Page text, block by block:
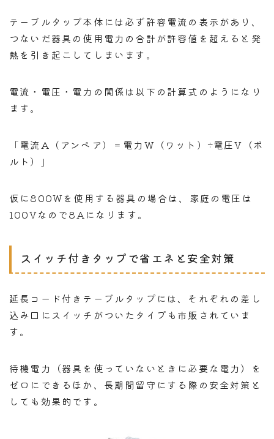
テーブルタップ本体には必ず許容電流の表示があり、
つないだ器具の使用電力の合計が許容値を超えると発
熱を引き起こしてしまいます。
電流・電圧・電力の関係は以下の計算式のようになり
ます。
「電流A（アンペア）＝電力W（ワット）÷電圧V（ボ
ルト）」
仮に800Wを使用する器具の場合は、家庭の電圧は
100Vなので8Aになります。
スイッチ付きタップで省エネと安全対策
延長コード付きテーブルタップには、それぞれの差し
込み口にスイッチがついたタイプも市販されていま
す。
待機電力（器具を使っていないときに必要な電力）を
ゼロにできるほか、長期間留守にする際の安全対策と
しても効果的です。